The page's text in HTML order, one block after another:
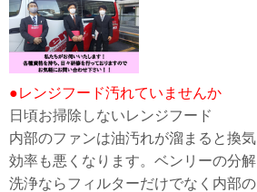
●レンジフード汚れていませんか
日頃お掃除しないレンジフード
内部のファンは油汚れが溜まると換気
効率も悪くなります。ベンリーの分解
洗浄ならフィルターだけでなく内部の